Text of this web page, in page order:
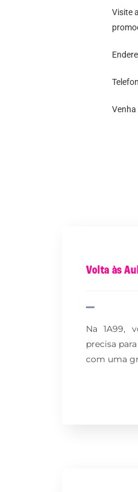
Visite
Volta às
Na 1A99,
precisa
com uma